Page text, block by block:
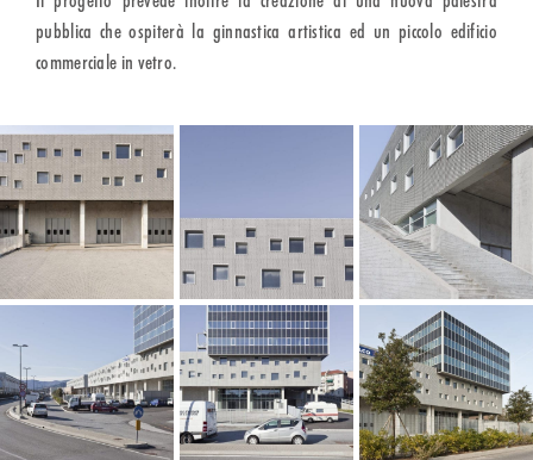
pubblica che ospiterà la ginnastica artistica ed un piccolo edificio
commerciale in vetro.